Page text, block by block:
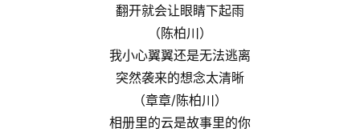
翻开就会让眼睛下起雨
（陈柏川）
我小心翼翼还是无法逃离
突然袭来的想念太清晰
（章章/陈柏川）
相册里的云是故事里的你